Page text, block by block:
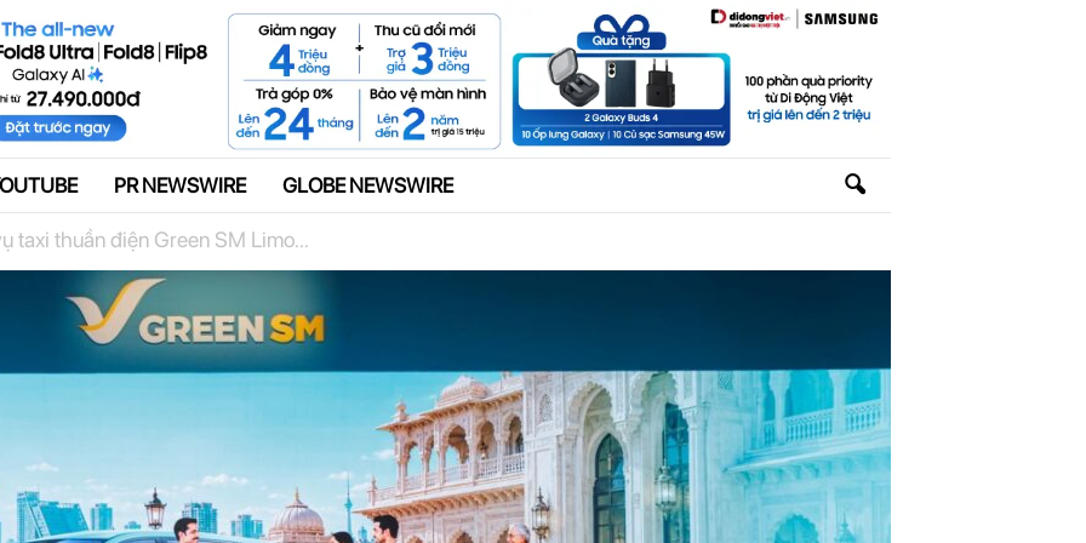
Quảng cáo
PR NEWSWIRE GLOBE NEWSWIRE
taxi thuần điện Green SM Limo...